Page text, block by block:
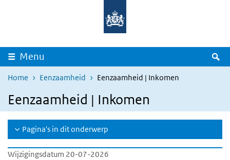
Overslaan en naar de inhoud gaan
Menu
Home Eenzaamheid Eenzaamheid | Inkomen
Eenzaamheid | Inkomen
Pagina's in dit onderwerp
Wijzigingsdatum 20-07-2026